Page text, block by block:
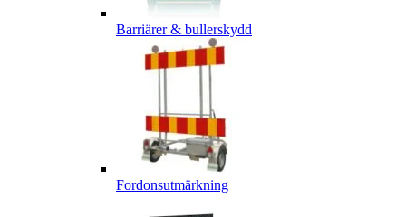
Barriärer & bullerskydd
Fordonsutmärkning